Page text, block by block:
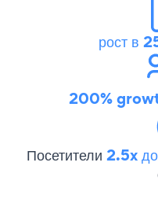
рост в
200%
Посетители 2.5x